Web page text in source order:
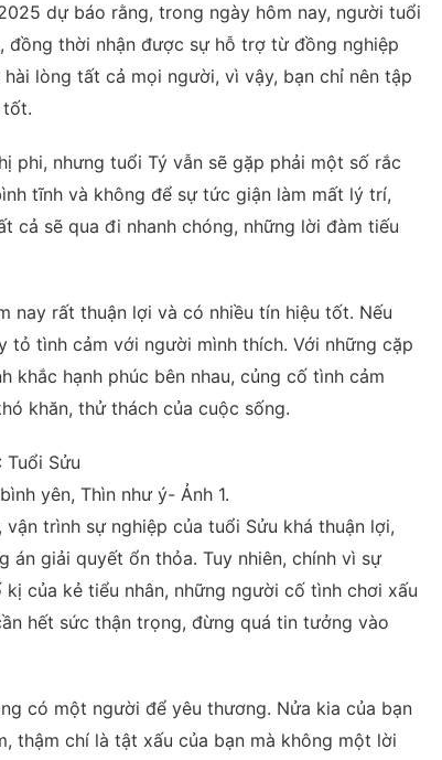
dự báo rằng, trong ngày hôm nay, người tuổi
đồng thời nhận được sự hỗ trợ từ đồng nghiệp
lòng tất cả mọi người, vì vậy, bạn chỉ nên tập
tốt.
phi, nhưng tuổi Tý vẫn sẽ gặp phải một số rắc
tĩnh và không để sự tức giận làm mất lý trí,
cả sẽ qua đi nhanh chóng, những lời đàm tiếu
nay rất thuận lợi và có nhiều tín hiệu tốt. Nếu
tình cảm với người mình thích. Với những cặp
khắc hạnh phúc bên nhau, củng cố tình cảm
khăn, thử thách của cuộc sống.
Sửu
yên, Thìn như ý- Ảnh 1.
trình sự nghiệp của tuổi Sửu khá thuận lợi,
giải quyết ổn thỏa. Tuy nhiên, chính vì sự
của kẻ tiểu nhân, những người cố tình chơi xấu
hết sức thận trọng, đừng quá tin tưởng vào
có một người để yêu thương. Nửa kia của bạn
thậm chí là tật xấu của bạn mà không một lời